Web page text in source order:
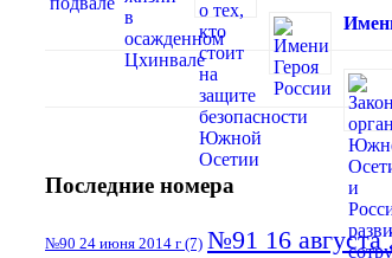
Последние номера
№90 24 июня 2014 г (7) №91 16 августа